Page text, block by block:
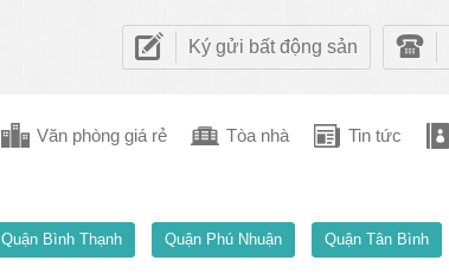
Ký gửi bất động sản
Văn phòng giá rẻ Tòa nhà Tin tức
Quận Bình Thạnh Quận Phú Nhuận Quận Tân Bình